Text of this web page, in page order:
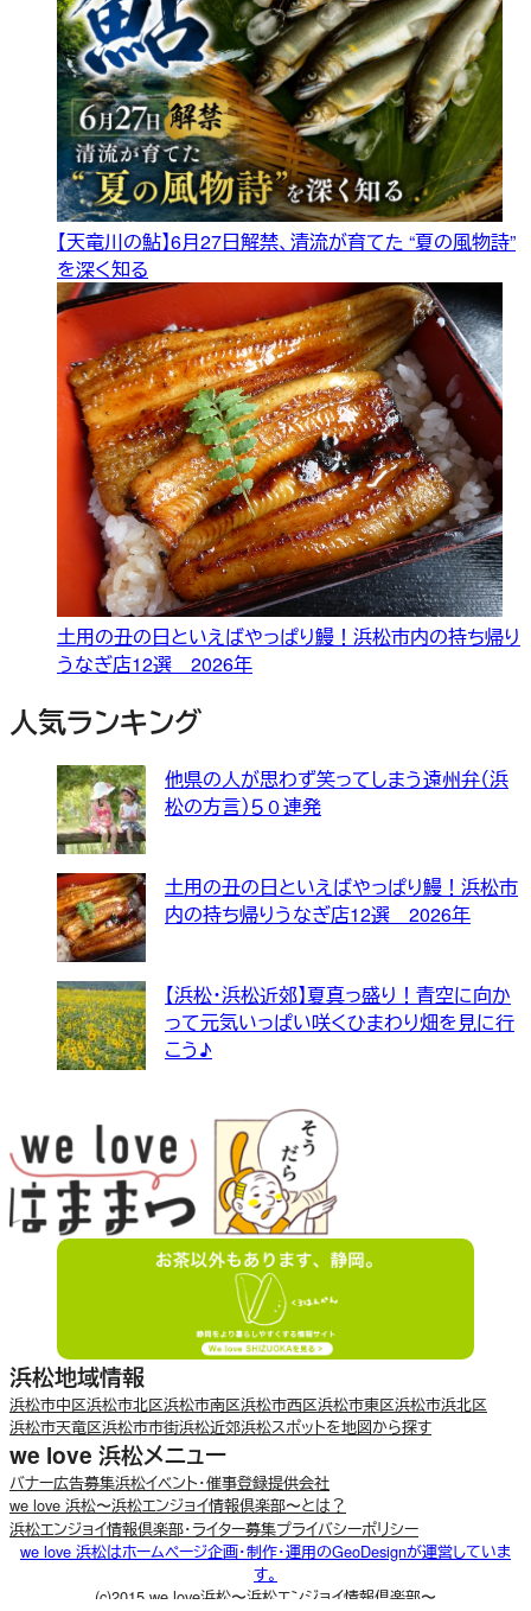
【天竜川の鮎】6月27日解禁、清流が育てた “夏の風物詩”
を深く知る
土用の丑の日といえばやっぱり鰻！浜松市内の持ち帰り
うなぎ店12選 2026年
人気ランキング
他県の人が思わず笑ってしまう遠州弁（浜
松の方言）５０連発
土用の丑の日といえばやっぱり鰻！浜松市
内の持ち帰りうなぎ店12選 2026年
【浜松・浜松近郊】夏真っ盛り！青空に向か
って元気いっぱい咲くひまわり畑を見に行
こう♪
浜松地域情報
浜松市中区浜松市北区浜松市南区浜松市西区浜松市東区浜松市浜北区
浜松市天竜区浜松市市街浜松近郊浜松スポットを地図から探す
we love 浜松メニュー
バナー広告募集浜松イベント・催事登録提供会社
we love 浜松〜浜松エンジョイ情報倶楽部〜とは？
浜松エンジョイ情報倶楽部・ライター募集プライバシーポリシー
we love 浜松はホームページ企画・制作・運用のGeoDesignが運営していま
す。
(c)2015 we love浜松〜浜松エンジョイ情報倶楽部〜